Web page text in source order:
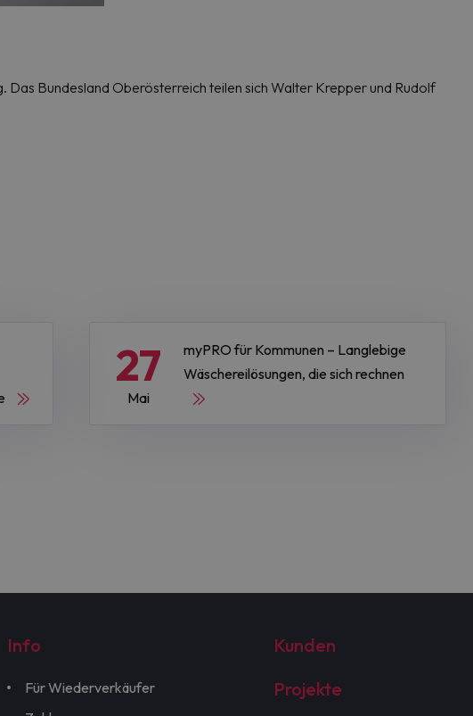
Bundesland Oberösterreich teilen sich Walter Krepper und Rudolf
27
Mai
myPRO für Kommunen – Langlebige
Wäschereilösungen, die sich rechnen
Info
Für Wiederverkäufer
Kunden
Projekte